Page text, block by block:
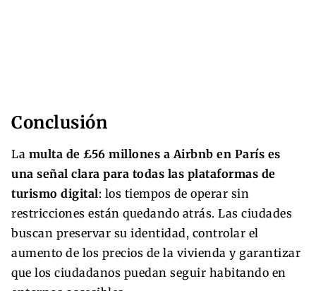
Conclusión
La multa de £56 millones a Airbnb en París es
una señal clara para todas las plataformas de
turismo digital: los tiempos de operar sin
restricciones están quedando atrás. Las ciudades
buscan preservar su identidad, controlar el
aumento de los precios de la vivienda y garantizar
que los ciudadanos puedan seguir habitando en